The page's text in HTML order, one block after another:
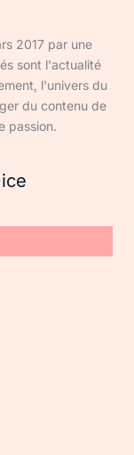
2017 par une
sont l'actualité
l'univers du
du contenu de
passion.